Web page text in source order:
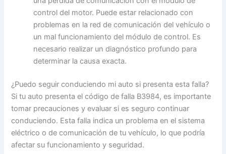
control del motor. Puede estar relacionado con
problemas en la red de comunicación del vehículo o
un mal funcionamiento del módulo de control. Es
necesario realizar un diagnóstico profundo para
determinar la causa exacta.
¿Puedo seguir conduciendo mi auto si presenta esta falla?
Si tu auto presenta el código de falla B3984, es importante
tomar precauciones y evaluar si es seguro continuar
conduciendo. Esta falla indica un problema en el sistema
eléctrico o de comunicación de tu vehículo, lo que podría
afectar su funcionamiento y seguridad.